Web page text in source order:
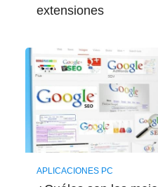
extensiones
APLICACIONES PC